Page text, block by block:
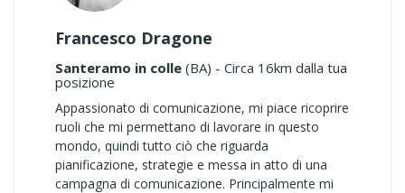
Francesco Dragone
Santeramo in colle (BA) - Circa 16km dalla tua
posizione
Appassionato di comunicazione, mi piace ricoprire
ruoli che mi permettano di lavorare in questo
mondo, quindi tutto ciò che riguarda
pianificazione, strategie e messa in atto di una
campagna di comunicazione. Principalmente mi